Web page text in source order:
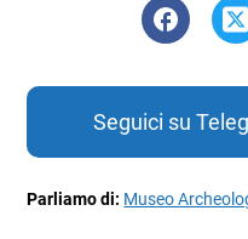
Seguici su
Parliamo di: Museo